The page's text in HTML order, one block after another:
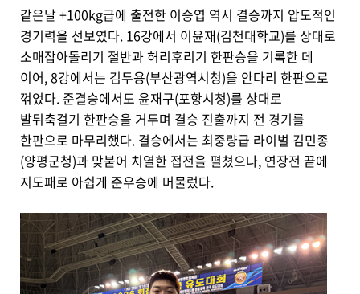
같은날 +100kg급에 출전한 이승엽 역시 결승까지 압도적인
경기력을 선보였다. 16강에서 이윤재(김천대학교)를 상대로
소매잡아돌리기 절반과 허리후리기 한판승을 기록한 데
이어, 8강에서는 김두용(부산광역시청)을 안다리 한판으로
꺾었다. 준결승에서도 윤재구(포항시청)를 상대로
발뒤축걸기 한판승을 거두며 결승 진출까지 전 경기를
한판으로 마무리했다. 결승에서는 최중량급 라이벌 김민종
(양평군청)과 맞붙어 치열한 접전을 펼쳤으나, 연장전 끝에
지도패로 아쉽게 준우승에 머물렀다.